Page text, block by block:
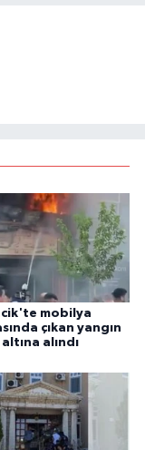
mobilya
çıkan yangın
alındı